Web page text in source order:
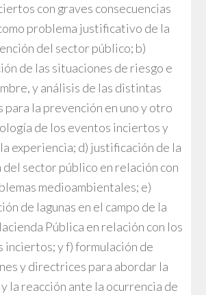
con graves consecuencias
problema justificativo de la
del sector público; b)
de las situaciones de riesgo e
y análisis de las distintas
para la prevención en uno y otro
de los eventos inciertos y
experiencia; d) justificación de la
sector público en relación con
medioambientales; e)
de lagunas en el campo de la
Pública en relación con los
inciertos; y f) formulación de
y directrices para abordar la
la reacción ante la ocurrencia de